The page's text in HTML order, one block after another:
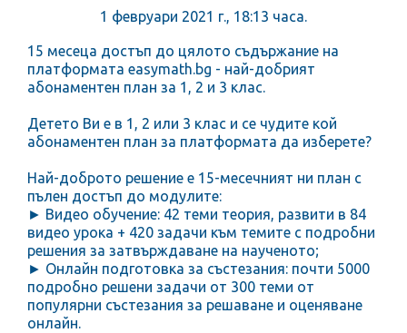
1 февруари 2021 г., 18:13 часа.
15 месеца достъп до цялото съдържание на
платформата easymath.bg - най-добрият
абонаментен план за 1, 2 и 3 клас.
Детето Ви е в 1, 2 или 3 клас и се чудите кой
абонаментен план за платформата да изберете?
Най-доброто решение е 15-месечният ни план с
пълен достъп до модулите:
► Видео обучение: 42 теми теория, развити в 84
видео урока + 420 задачи към темите с подробни
решения за затвърждаване на наученото;
► Онлайн подготовка за състезания: почти 5000
подробно решени задачи от 300 теми от
популярни състезания за решаване и оценяване
онлайн.